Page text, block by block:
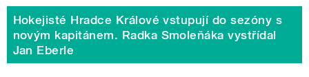
Hokejisté Hradce Králové vstupují do sezóny s
novým kapitánem. Radka Smoleňáka vystřídal
Jan Eberle